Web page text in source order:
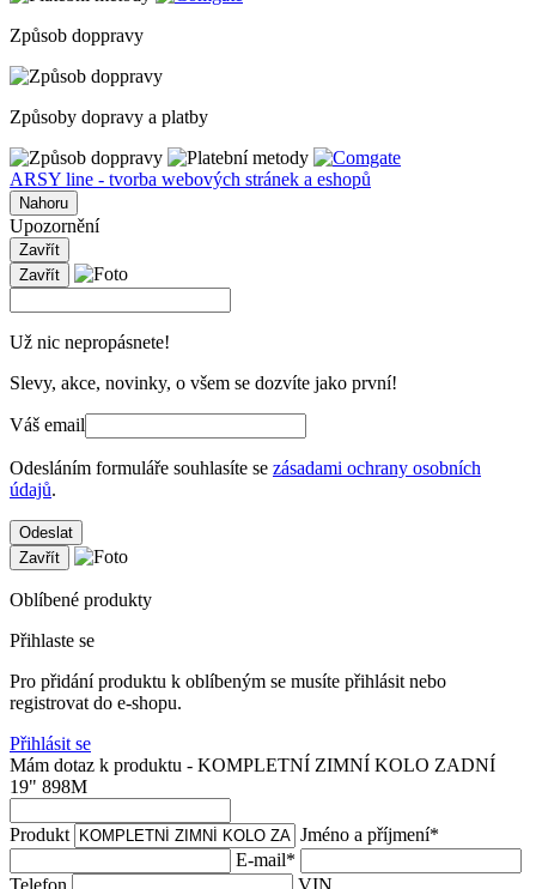
Způsob doppravy
Způsoby dopravy a platby
ARSY line - tvorba webových stránek a eshopů
Nahoru
Upozornění
Zavřít
Zavřít
Už nic nepropásnete!
Slevy, akce, novinky, o všem se dozvíte jako první!
Váš email
Odesláním formuláře souhlasíte se zásadami ochrany osobních
údajů.
Odeslat
Zavřít
Oblíbené produkty
Přihlaste se
Pro přidání produktu k oblíbeným se musíte přihlásit nebo
registrovat do e-shopu.
Přihlásit se
Mám dotaz k produktu - KOMPLETNÍ ZIMNÍ KOLO ZADNÍ
19" 898M
Produkt Jméno a příjmení*
E-mail*
Telefon
VIN